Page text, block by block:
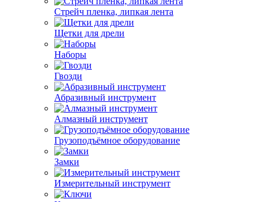
Стрейч пленка, липкая лента
Щетки для дрели
Наборы
Гвозди
Абразивный инструмент
Алмазный инструмент
Грузоподъёмное оборудование
Замки
Измерительный инструмент